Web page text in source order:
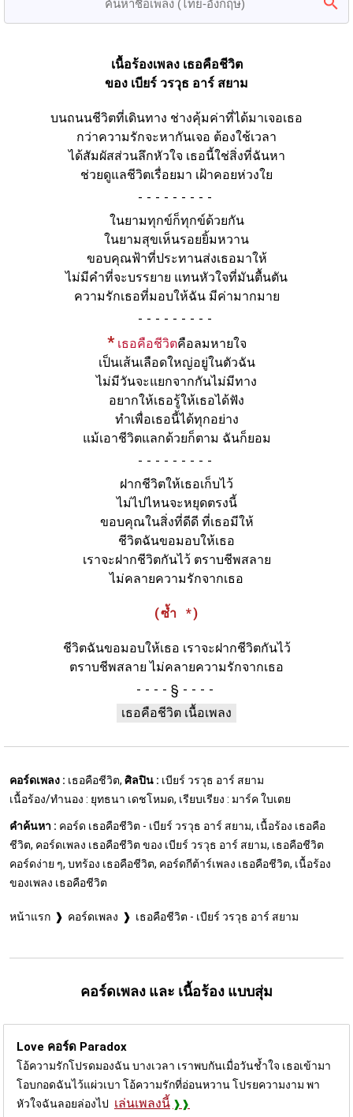
เนื้อร้องเพลง เธอคือชีวิต
ของ เบียร์ วรวุธ อาร์ สยาม
บนถนนชีวิตที่เดินทาง ช่างคุ้มค่าที่ได้มาเจอเธอ
กว่าความรักจะหากันเจอ ต้องใช้เวลา
ได้สัมผัสส่วนลึกหัวใจ เธอนี้ใช่สิ่งที่ฉันหา
ช่วยดูแลชีวิตเรื่อยมา เฝ้าคอยห่วงใย
-
ในยามทุกข์ก็ทุกข์ด้วยกัน
ในยามสุขเห็นรอยยิ้มหวาน
ขอบคุณฟ้าที่ประทานส่งเธอมาให้
ไม่มีคำที่จะบรรยาย แทนหัวใจที่มันตื้นตัน
ความรักเธอที่มอบให้ฉัน มีค่ามากมาย
-
* เธอคือชีวิตคือลมหายใจ
เป็นเส้นเลือดใหญ่อยู่ในตัวฉัน
ไม่มีวันจะแยกจากกันไม่มีทาง
อยากให้เธอรู้ให้เธอได้ฟัง
ทำเพื่อเธอนี้ได้ทุกอย่าง
แม้เอาชีวิตแลกด้วยก็ตาม ฉันก็ยอม
-
ฝากชีวิตให้เธอเก็บไว้
ไม่ไปไหนจะหยุดตรงนี้
ขอบคุณในสิ่งที่ดีดี ที่เธอมีให้
ชีวิตฉันขอมอบให้เธอ
เราจะฝากชีวิตกันไว้ ตราบชีพสลาย
ไม่คลายความรักจากเธอ
(ซ้ำ *)
ชีวิตฉันขอมอบให้เธอ เราจะฝากชีวิตกันไว้
ตราบชีพสลาย ไม่คลายความรักจากเธอ
§
เธอคือชีวิต เนื้อเพลง
คอร์ดเพลง : เธอคือชีวิต, ศิลปิน : เบียร์ วรวุธ อาร์ สยาม
เนื้อร้อง/ทำนอง : ยุทธนา เดชโหมด, เรียบเรียง : มาร์ค ใบเตย
คำค้นหา : คอร์ด เธอคือชีวิต - เบียร์ วรวุธ อาร์ สยาม, เนื้อร้อง เธอคือ
ชีวิต, คอร์ดเพลง เธอคือชีวิต ของ เบียร์ วรวุธ อาร์ สยาม, เธอคือชีวิต
คอร์ดง่าย ๆ, บทร้อง เธอคือชีวิต, คอร์ดกีต้าร์เพลง เธอคือชีวิต, เนื้อร้อง
ของเพลง เธอคือชีวิต
หน้าแรก คอร์ดเพลง เธอคือชีวิต - เบียร์ วรวุธ อาร์ สยาม
คอร์ดเพลง และ เนื้อร้อง แบบสุ่ม
Love คอร์ด Paradox
โอ้ความรักโปรดมองฉัน บางเวลา เราพบกันเมื่อวันช้ำใจ เธอเข้ามา
โอบกอดฉันไว้แผ่วเบา โอ้ความรักที่อ่อนหวาน โปรยความงาม พา
หัวใจฉันลอยล่องไป เล่นเพลงนี้